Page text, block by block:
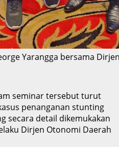
Yarangga bersama
seminar tersebut turut
penanganan stunting
secara detail dikemukakan
Dirjen Otonomi Daerah